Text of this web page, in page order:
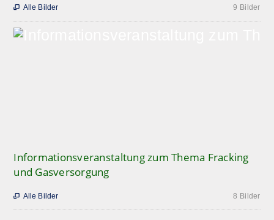
9 Bilder
 Alle Bilder
Informationsveranstaltung zum Thema Fracking
und Gasversorgung
8 Bilder
 Alle Bilder